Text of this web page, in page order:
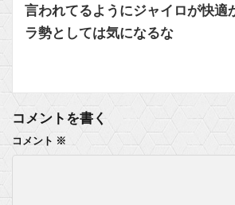
【艦これ】E4-5ラスダンなかなか手強
ビットコイン再び1600万円へ。ドル円
言われてるようにジャイロが快適
ラ勢としては気になるな
コメントを書く
コメント ※